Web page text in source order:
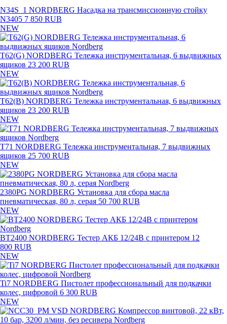
N34S_1 NORDBERG Насадка на трансмиссионную стойку
N3405 7 850 RUB
NEW
T62(G) NORDBERG Тележка инструментальная, 6 выдвижных
ящиков 23 200 RUB
NEW
T62(B) NORDBERG Тележка инструментальная, 6 выдвижных
ящиков 23 200 RUB
NEW
T71 NORDBERG Тележка инструментальная, 7 выдвижных
ящиков 25 700 RUB
NEW
2380PG NORDBERG Установка для сбора масла
пневматическая, 80 л, серая 50 700 RUB
NEW
BT2400 NORDBERG Тестер АКБ 12/24В с принтером 12
800 RUB
NEW
Ti7 NORDBERG Пистолет профессиональный для подкачки
колес, цифровой 6 300 RUB
NEW